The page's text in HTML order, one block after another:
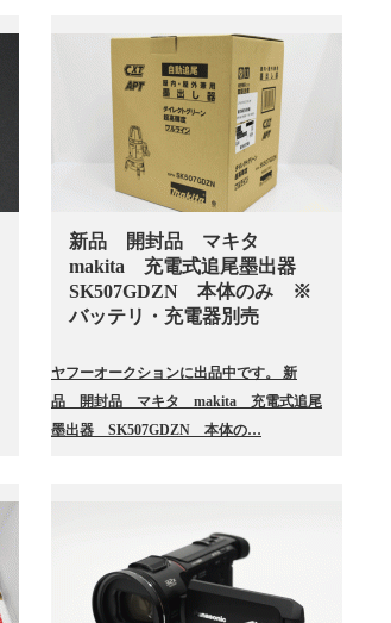
新品 開封品 マキタ
makita 充電式追尾墨出器
SK507GDZN 本体のみ ※
バッテリ・充電器別売
ヤフーオークションに出品中です。 新
品 開封品 マキタ makita 充電式追尾
墨出器 SK507GDZN 本体の…